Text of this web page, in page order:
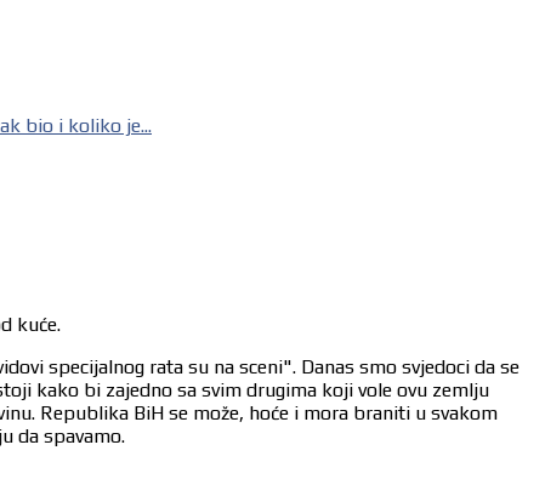
bio i koliko je...
kuće.
specijalnog rata su na sceni". Danas smo svjedoci da se
kako bi zajedno sa svim drugima koji vole ovu zemlju
Republika BiH se može, hoće i mora braniti u svakom
da spavamo.